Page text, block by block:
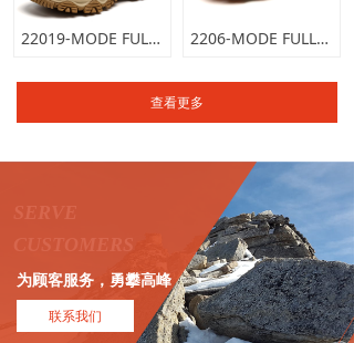
查看更多
CUSTOMERS
为顾客服务，勇攀高峰
联系我们
22019-MODE FULL麦乐中帮户外徒步鞋高帮登山鞋女男士户外鞋真皮秋冬款 2206-MODE FULL麦乐户外徒步鞋休闲运动鞋男登山鞋女轻便透气防滑减震
1/2